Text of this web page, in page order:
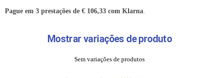
Pague em 3 prestações de € 106,33 com Klarna.
Mostrar variações de produto
Sem variações de produtos